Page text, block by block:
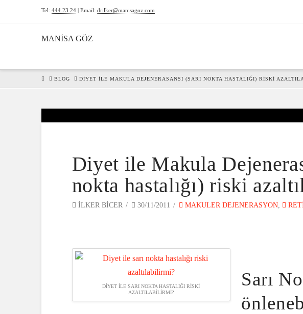
Tel: 444.23.24| Email: drilker@manisagoz.com
MANİSA GÖZ
HOMEBLOG DIYET ILE MAKULA DEJENERASANSI (SARI NOKTA HASTALIĞI) RISKI
Diyet ile Makula
nokta hastalığı) riski
ILKER BICER 30/11/2011 MAKULER DEJENERASYON,
DIYET ILE SARI NOKTA HASTALIĞI RISKI
AZALTILABILIRMI?
Sarı